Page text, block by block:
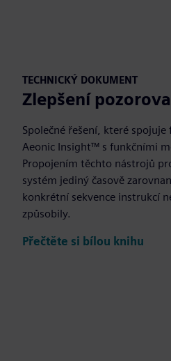
TECHNICKÝ DOKUMENT
Zlepšení
Společné řešení, které
Aeonic Insight™ s funkčními
Propojením těchto nástrojů
systém jediný časově
konkrétní sekvence instrukcí
způsobily.
Přečtěte si bílou knihu